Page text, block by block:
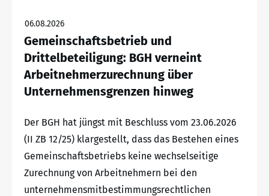
06.08.2026
Gemeinschaftsbetrieb und
Drittelbeteiligung: BGH verneint
Arbeitnehmerzurechnung über
Unternehmensgrenzen hinweg
Der BGH hat jüngst mit Beschluss vom 23.06.2026
(II ZB 12/25) klargestellt, dass das Bestehen eines
Gemeinschaftsbetriebs keine wechselseitige
Zurechnung von Arbeitnehmern bei den
unternehmensmitbestimmungsrechtlichen